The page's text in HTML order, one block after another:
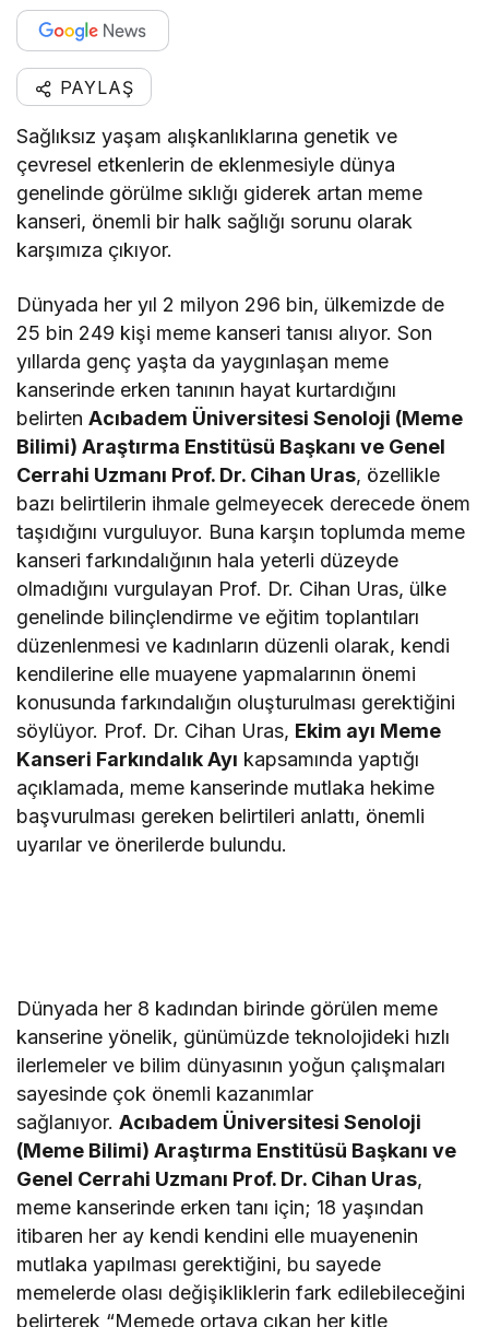
PAYLAŞ
Sağlıksız yaşam alışkanlıklarına genetik ve
çevresel etkenlerin de eklenmesiyle dünya
genelinde görülme sıklığı giderek artan meme
kanseri, önemli bir halk sağlığı sorunu olarak
karşımıza çıkıyor.
Dünyada her yıl 2 milyon 296 bin, ülkemizde de
25 bin 249 kişi meme kanseri tanısı alıyor. Son
yıllarda genç yaşta da yaygınlaşan meme
kanserinde erken tanının hayat kurtardığını
belirtenAcıbadem Üniversitesi Senoloji (Meme
Bilimi) Araştırma Enstitüsü Başkanı ve Genel
Cerrahi Uzmanı Prof. Dr. Cihan Uras, özellikle
bazı belirtilerin ihmale gelmeyecek derecede önem
taşıdığını vurguluyor. Buna karşın toplumda meme
kanseri farkındalığının hala yeterli düzeyde
olmadığını vurgulayan Prof. Dr. Cihan Uras, ülke
genelinde bilinçlendirme ve eğitim toplantıları
düzenlenmesi ve kadınların düzenli olarak, kendi
kendilerine elle muayene yapmalarının önemi
konusunda farkındalığın oluşturulması gerektiğini
söylüyor. Prof. Dr. Cihan Uras, Ekim ayı Meme
Kanseri Farkındalık Ayı kapsamında yaptığı
açıklamada, meme kanserinde mutlaka hekime
başvurulması gereken belirtileri anlattı, önemli
uyarılar ve önerilerde bulundu.
Dünyada her 8 kadından birinde görülen meme
kanserine yönelik, günümüzde teknolojideki hızlı
ilerlemeler ve bilim dünyasının yoğun çalışmaları
sayesinde çok önemli kazanımlar
sağlanıyor.Acıbadem Üniversitesi Senoloji
(Meme Bilimi) Araştırma Enstitüsü Başkanı ve
Genel Cerrahi Uzmanı Prof. Dr. Cihan Uras,
meme kanserinde erken tanı için; 18 yaşından
itibaren her ay kendi kendini elle muayenenin
mutlaka yapılması gerektiğini, bu sayede
memelerde olası değişikliklerin fark edilebileceğini
belirterek “Memede ortaya çıkan her kitle